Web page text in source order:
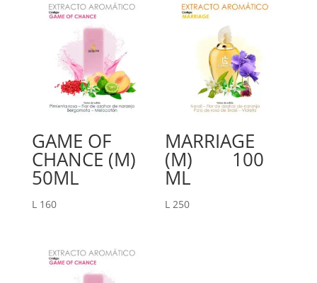
GAME OF
CHANCE (M)
50ML
L 160
MARRIAGE
(M) 100
ML
L 250